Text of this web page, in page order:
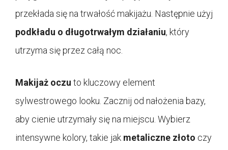
przekłada się na trwałość makijażu. Następnie użyj
podkładu o długotrwałym działaniu, który
utrzyma się przez całą noc.
Makijaż oczu to kluczowy element
sylwestrowego looku. Zacznij od nałożenia bazy,
aby cienie utrzymały się na miejscu. Wybierz
intensywne kolory, takie jak metaliczne złoto czy